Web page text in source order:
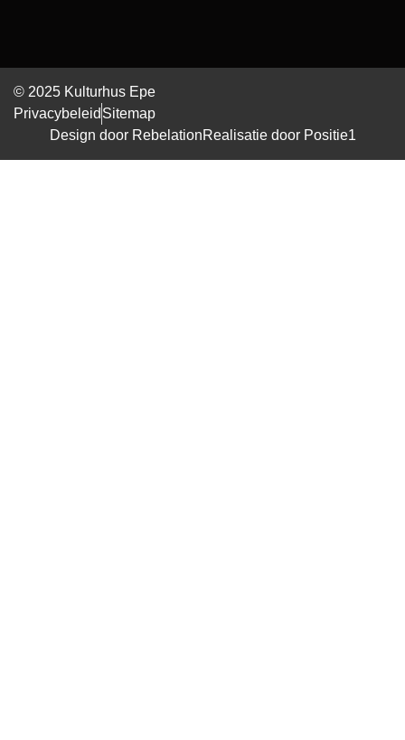
© 2025 Kulturhus Epe
Privacybeleid Sitemap
Design door RebelationRealisatie door Positie1